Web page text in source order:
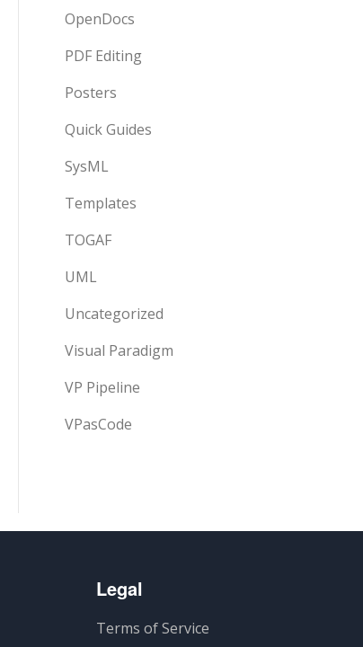
OpenDocs
PDF Editing
Posters
Quick Guides
SysML
Templates
TOGAF
UML
Uncategorized
Visual Paradigm
VP Pipeline
VPasCode
Legal
Terms of Service